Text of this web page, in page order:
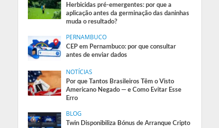
Herbicidas pré-emergentes: por que a
aplicação antes da germinação das daninhas
muda o resultado?
PERNAMBUCO
CEP em Pernambuco: por que consultar
antes de enviar dados
NOTÍCIAS
Por que Tantos Brasileiros Têm o Visto
Americano Negado — e Como Evitar Esse
Erro
BLOG
Twin Disponibiliza Bónus de Arranque Cripto